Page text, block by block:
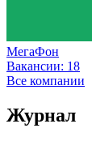
МегаФон
Вакансии: 18
Все компании
Журнал